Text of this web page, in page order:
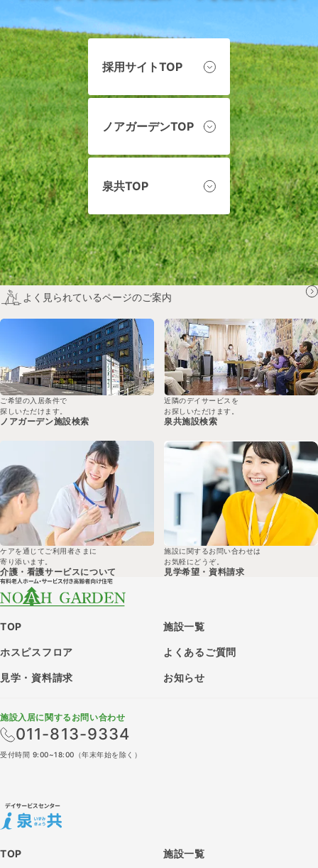
採用サイトTOP
ノアガーデンTOP
泉共TOP
よく見られているページのご案内
ご希望の入居条件で
探しいただけます。
ノアガーデン施設検索
近隣のデイサービスを
お探しいただけます。
泉共施設検索
ケアを通じてご利用者さまに
寄り添います。
介護・看護サービスについて
施設に関するお問い合わせは
お気軽にどうぞ。
見学希望・ 資料請求
TOP 施設一覧
ホスピスフロア よくあるご質問
見学・資料請求 お知らせ
TOP 施設一覧
施設入居に関するお問い合わせ
011-813-9334
受付時間 9:00~18:00（年末年始を除く）